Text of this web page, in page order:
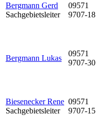
Bergmann Gerd
Sachgebietsleiter
09571
9707-18
Bergmann Lukas
09571
9707-30
Biesenecker Rene
Sachgebietsleiter
09571
9707-15